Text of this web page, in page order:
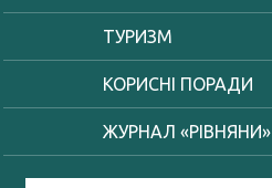
ТУРИЗМ
КОРИСНІ ПОРАДИ
ЖУРНАЛ «РІВНЯНИ»